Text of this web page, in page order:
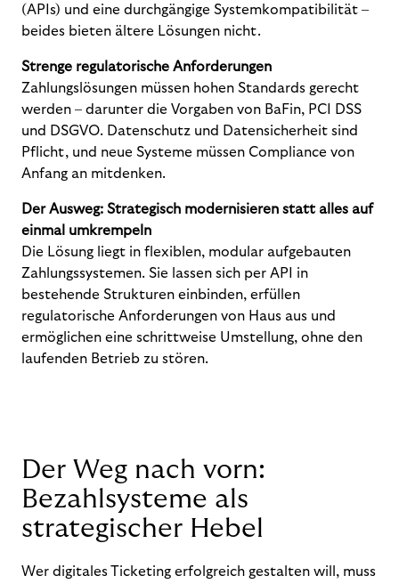
(APIs) und eine durchgängige Systemkompatibilität –
beides bieten ältere Lösungen nicht.
Strenge regulatorische Anforderungen
Zahlungslösungen müssen hohen Standards gerecht
werden – darunter die Vorgaben von BaFin, PCI DSS
und DSGVO. Datenschutz und Datensicherheit sind
Pflicht, und neue Systeme müssen Compliance von
Anfang an mitdenken.
Der Ausweg: Strategisch modernisieren statt alles auf
einmal umkrempeln
Die Lösung liegt in flexiblen, modular aufgebauten
Zahlungssystemen. Sie lassen sich per API in
bestehende Strukturen einbinden, erfüllen
regulatorische Anforderungen von Haus aus und
ermöglichen eine schrittweise Umstellung, ohne den
laufenden Betrieb zu stören.
Der Weg nach vorn:
Bezahlsysteme als
strategischer Hebel
Wer digitales Ticketing erfolgreich gestalten will, muss